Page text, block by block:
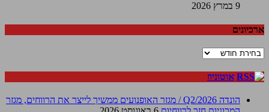
9 במרץ 2026
ארכיונים
ארכיונים
אוטוניוז
הונדה Q2/2026 / מגזר האופנועים ממשיך לייצר את הרווחים, מגזר